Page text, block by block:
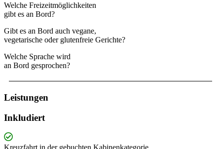
Welche Freizeitmöglichkeiten
gibt es an Bord?
Gibt es an Bord auch vegane,
vegetarische oder glutenfreie Gerichte?
Welche Sprache wird
an Bord gesprochen?
Leistungen
Inkludiert